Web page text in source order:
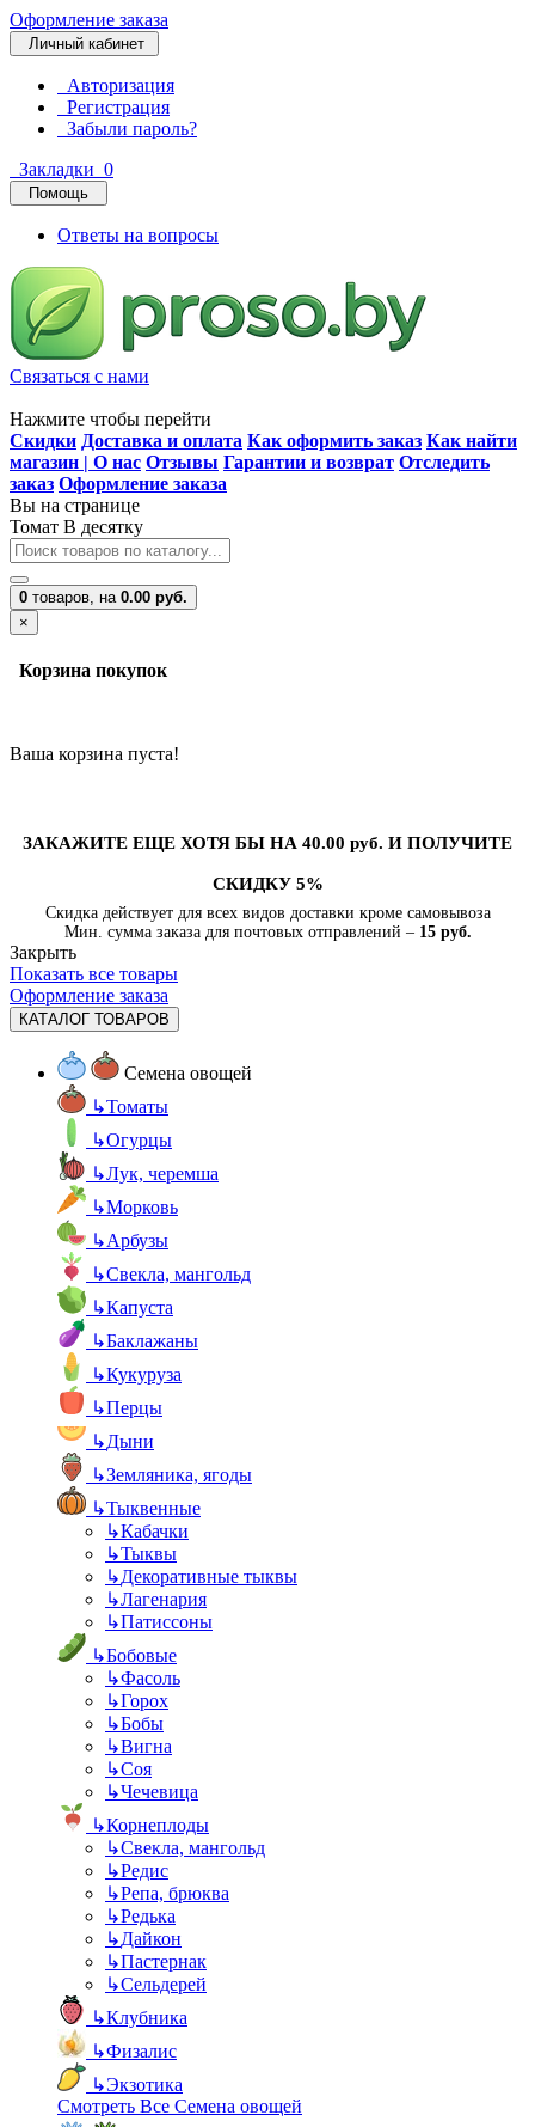
Оформление заказа
Личный кабинет
Авторизация
Регистрация
Забыли пароль?
Закладки 0
Помощь
Ответы на вопросы
Связаться с нами
Нажмите чтобы перейти
Скидки Доставка и оплата Как оформить заказ Как найти
магазин | О нас Отзывы Гарантии и возврат Отследить
заказ Оформление заказа
Вы на странице
Томат В десятку
0 товаров, на 0.00 руб.
×
Корзина покупок
Ваша корзина пуста!
ЗАКАЖИТЕ ЕЩЕ ХОТЯ БЫ НА 40.00 руб. И ПОЛУЧИТЕ
СКИДКУ 5%
Скидка действует для всех видов доставки кроме самовывоза
Мин. сумма заказа для почтовых отправлений – 15 руб.
Закрыть
Показать все товары
Оформление заказа
КАТАЛОГ ТОВАРОВ
Семена овощей
↳Томаты
↳Огурцы
↳Лук, черемша
↳Морковь
↳Арбузы
↳Свекла, мангольд
↳Капуста
↳Баклажаны
↳Кукуруза
↳Перцы
↳Дыни
↳Земляника, ягоды
↳Тыквенные
↳Кабачки
↳Тыквы
↳Декоративные тыквы
↳Лагенария
↳Патиссоны
↳Бобовые
↳Фасоль
↳Горох
↳Бобы
↳Вигна
↳Соя
↳Чечевица
↳Корнеплоды
↳Свекла, мангольд
↳Редис
↳Репа, брюква
↳Редька
↳Дайкон
↳Пастернак
↳Сельдерей
↳Клубника
↳Физалис
↳Экзотика
Смотреть Все Семена овощей